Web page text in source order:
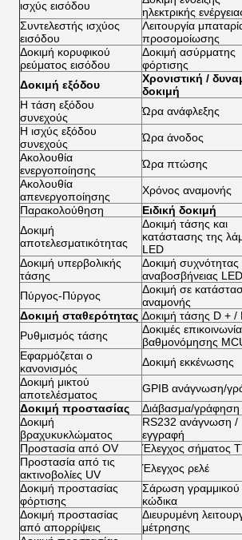
ισχύς εισόδου
ηλεκτρικής
Συντελεστής ισχύος
εισόδου
Λειτουργία
προσομοίωσης
Δοκιμή κορυφικού
ρεύματος εισόδου
Δοκιμή ασύρματης
φόρτισης
Δοκιμή εξόδου
Χρονιστική /
δοκιμή
Η τάση εξόδου
συνεχούς
Ώρα ανάφλεξης
Η ισχύς εξόδου
συνεχούς
Ώρα άνοδος
Ακολουθία
ενεργοποίησης
Ώρα πτώσης
Ακολουθία
απενεργοποίησης
Χρόνος αναμονής
Παρακολούθηση
Ειδική δοκιμή
Δοκιμή
αποτελεσματικότητας
Δοκιμή τάσης και
κατάστασης της
LED
Δοκιμή υπερβολικής
τάσης
Δοκιμή συχνότητας
αναβοσβήνειας LED
Πύργος-Πύργος
Δοκιμή σε
αναμονής
Δοκιμή σταθερότητας Δοκιμή τάσης D + /
Ρυθμισμός τάσης
Δοκιμές
βαθμονόμησης
Εφαρμόζεται ο
κανονισμός
Δοκιμή εκκένωσης
Δοκιμή μικτού
αποτελέσματος
GPIB ανάγνωση/
Δοκιμή προστασίας
Διάβασμα/γράφηση
Δοκιμή
βραχυκυκλώματος
RS232 ανάγνωση /
εγγραφή
Προστασία από OV
Έλεγχος σήματος
Προστασία από τις
ακτινοβολίες UV
Έλεγχος ρελέ
Δοκιμή προστασίας
φόρτισης
Σάρωση γραμμικού
κώδικα
Δοκιμή προστασίας
από απορρίψεις
Διευρυμένη
μέτρησης